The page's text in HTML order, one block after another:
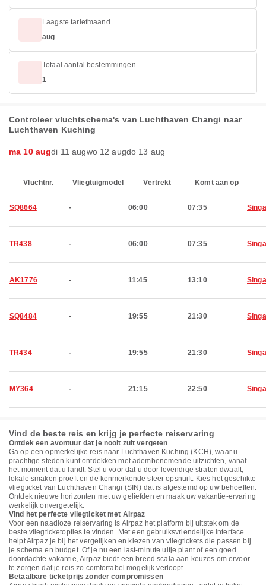
Laagste tariefmaand
aug
Totaal aantal bestemmingen
1
Controleer vluchtschema's van Luchthaven Changi naar
Luchthaven Kuching
ma 10 augdi 11 augwo 12 augdo 13 aug
Vluchtnr. Vliegtuigmodel Vertrekt Komt aan op
SQ8664 - 06:00 07:35
TR438 - 06:00 07:35
AK1776 - 11:45 13:10
SQ8484 - 19:55 21:30
TR434 - 19:55 21:30
MY364 - 21:15 22:50
Vind de beste reis en krijg je perfecte reiservaring
Ontdek een avontuur dat je nooit zult vergeten
Ga op een opmerkelijke reis naar Luchthaven Kuching (KCH), waar u
prachtige steden kunt ontdekken met adembenemende uitzichten, vanaf
het moment dat u landt. Stel u voor dat u door levendige straten dwaalt,
lokale smaken proeft en de kenmerkende sfeer opsnuift. Kies het geschikte
vliegticket van Luchthaven Changi (SIN) dat is afgestemd op uw behoeften.
Ontdek nieuwe horizonten met uw geliefden en maak uw vakantie-ervaring
werkelijk onvergetelijk.
Vind het perfecte vliegticket met Airpaz
Voor een naadloze reiservaring is Airpaz het platform bij uitstek om de
beste vliegticketopties te vinden. Met een gebruiksvriendelijke interface
helpt Airpaz je bij het vergelijken en kiezen van vliegtickets die passen bij
je schema en budget. Of je nu een last-minute uitje plant of een goed
doordachte vakantie, Airpaz biedt een breed scala aan keuzes om ervoor
te zorgen dat je reis zo comfortabel mogelijk verloopt.
Betaalbare ticketprijs zonder compromissen